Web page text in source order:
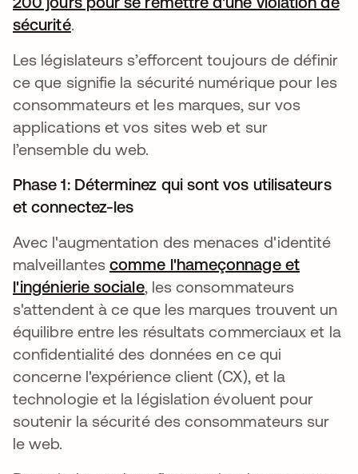
sécurités’ouvre dans un nouvel onglet
.
Les législateurs s’efforcent toujours de définir
ce que signifie la sécurité numérique pour les
consommateurs et les marques, sur vos
applications et vos sites web et sur
l’ensemble du web.
Phase 1: Déterminez qui sont vos utilisateurs
et connectez-les
Avec l'augmentation des menaces d'identité
malveillantescomme l'hameçonnage et
l'ingénierie sociales’ouvre dans un nouvel onglet
, les consommateurs
s'attendent à ce que les marques trouvent un
équilibre entre les résultats commerciaux et la
confidentialité des données en ce qui
concerne l'expérience client (CX), et la
technologie et la législation évoluent pour
soutenir la sécurité des consommateurs sur
le web.